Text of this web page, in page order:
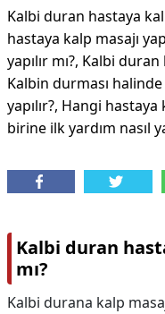
Kalbi duran hastaya
hastaya kalp masajı
yapılır mı?, Kalbi
Kalbin durması
yapılır?, Hangi hastaya
birine ilk yardım nasıl
Kalbi duran
mı?
Kalbi durana kalp